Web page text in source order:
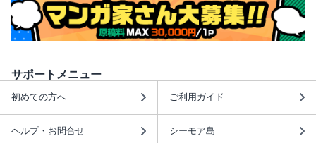
サポートメニュー
初めての方へ ご利用ガイド
ヘルプ・お問合せ シーモア島